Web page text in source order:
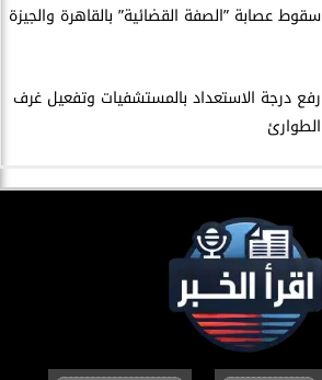
سقوط عصابة ”الصفة القضائية” بالقاهرة والجيزة
​رفع درجة الاستعداد بالمستشفيات وتفعيل غرف
الطوارئ